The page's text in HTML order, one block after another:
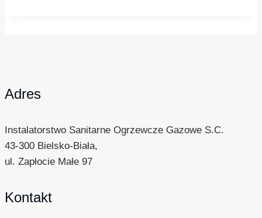
Adres
Instalatorstwo Sanitarne Ogrzewcze Gazowe S.C.
43-300 Bielsko-Biała,
ul. Zapłocie Małe 97
Kontakt